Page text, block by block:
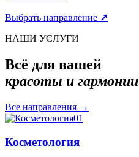
Выбрать направление ↗
НАШИ УСЛУГИ
Всё для вашей
красоты и гармонии
Все направления →
01
Косметология